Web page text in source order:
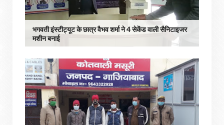
भगवती इंस्टीट्यूट के छात्र वैभव शर्मा ने 4 सेकेंड वाली सैनिटाइजर
मशीन बनाई